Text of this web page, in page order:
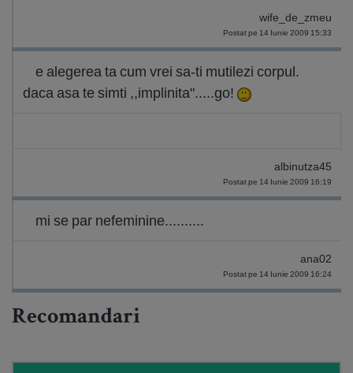
wife_de_zmeu
Postat pe 14 Iunie 2009 15:33
e alegerea ta cum vrei sa-ti mutilezi corpul.
daca asa te simti ,,implinita".....go!
albinutza45
Postat pe 14 Iunie 2009 16:19
mi se par nefeminine..........
ana02
Postat pe 14 Iunie 2009 16:24
Recomandari